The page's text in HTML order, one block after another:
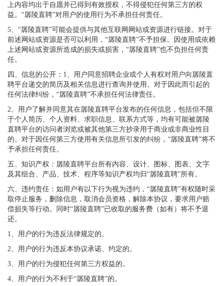
上内容均出于自愿并已得到有效授权，不得侵犯任何第三方的权
益。“孱陵直聘”对用户的使用行为不承担任何责任。
5、“孱陵直聘”可能会提供与其他互联网网站或资源进行链接。对于
前述网站或资源是否可以利用，“孱陵直聘”不予担保。因使用或依赖
上述网站或资源所造成的损失或损害，“孱陵直聘”也不负担任何责
任。
四、信息的公开：1、用户同意招聘企业或个人有权对用户向孱陵直
聘平台递交的简历及相关信息进行查询并使用。对于因此而引起的
任何法律纠纷，“孱陵直聘”不承担任何法律责任。
2、用户了解并同意其在孱陵直聘平台发布的任何信息，包括但不限
于个人简历、个人资料、求职信息、联系方式等，均有可能被孱陵
直聘平台的访问者浏览或被其他第三方抄录用于商业或非商业性目
的。对于因任何第三方使用有关信息所引发的纠纷，“孱陵直聘”将不
予承担任何责任。
五、知识产权：孱陵直聘平台所有内容、设计、图标、图表、文字
及其组合、产品、技术、程序等知识产权均归“孱陵直聘”所有。
六、违约责任：如用户有以下行为视为违约，“孱陵直聘”有权随时采
取停止服务，删除信息，取消会员资格，解除本协议，要求用户赔
偿损失等行动。同时“孱陵直聘”已收取的服务费（如有）将不予退
还。
1、用户的行为违反法律规定的。
2、用户的行为违反本协议承诺、约定的。
3、用户的行为侵犯任何第三方权益的。
4、用户的行为不利于“孱陵直聘”的。